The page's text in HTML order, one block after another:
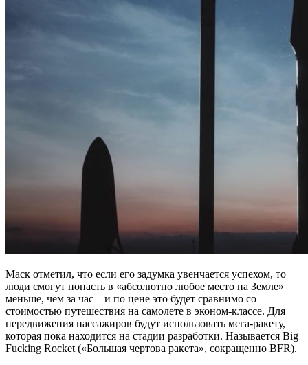
Маск отметил, что если его задумка увенчается успехом, то
люди смогут попасть в «абсолютно любое место на Земле»
меньше, чем за час – и по цене это будет сравнимо со
стоимостью путешествия на самолете в эконом-классе. Для
передвижения пассажиров будут использовать мега-ракету,
которая пока находится на стадии разработки. Называется Big
Fucking Rocket («Большая чертова ракета», сокращенно BFR).